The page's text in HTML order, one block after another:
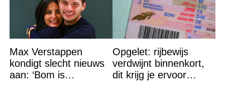
Max Verstappen
kondigt slecht nieuws
aan: ‘Bom is
Opgelet: rijbewijs
verdwijnt binnenkort,
dit krijg je ervoor